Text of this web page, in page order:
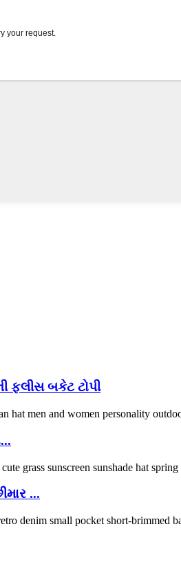
ફ્લીસ બકેટ ટોપી
...